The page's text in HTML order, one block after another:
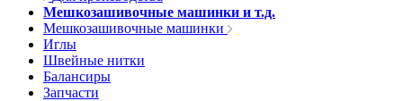
Мешкозашивочные машинки и т.д.
Мешкозашивочные машинки
Иглы
Швейные нитки
Балансиры
Запчасти